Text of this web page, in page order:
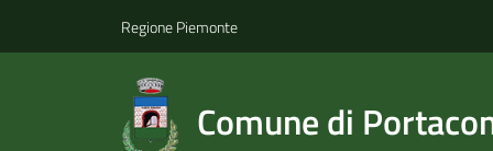
Regione Piemonte
Comune di